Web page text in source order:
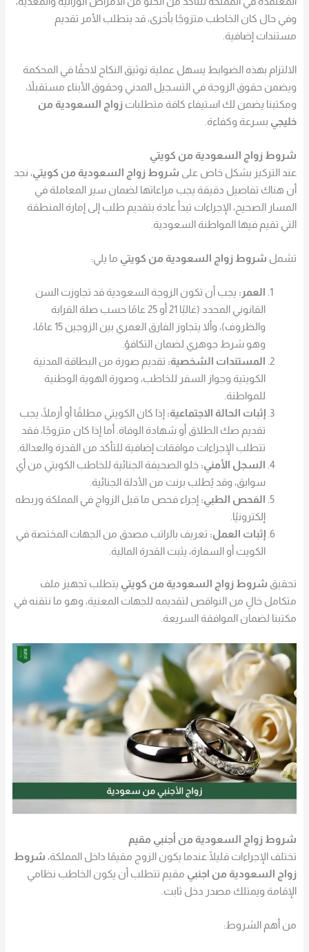
وفي حال كان الخاطب متزوجًا بأخرى، قد يتطلب الأمر تقديم
مستندات إضافية.
الالتزام بهذه الضوابط يسهل عملية توثيق النكاح لاحقًا في المحكمة
ويضمن حقوق الزوجة في التسجيل المدني وحقوق الأبناء مستقبلاً،
ومكتبنا يضمن لك استيفاء كافة متطلباتزواج السعودية من
خليجي بسرعة وكفاءة.
شروط زواج السعودية من كويتي
عند التركيز بشكل خاص على شروط زواج السعودية من كويتي، نجد
أن هناك تفاصيل دقيقة يجب مراعاتها لضمان سير المعاملة في
المسار الصحيح، الإجراءات تبدأ عادة بتقديم طلب إلى إمارة المنطقة
التي تقيم فيها المواطنة السعودية.
تشمل شروط زواج السعودية من كويتي ما يلي:
العمر: يجب أن تكون الزوجة السعودية قد تجاوزت السن
القانوني المحدد (غالبًا 21 أو 25 عامًا حسب صلة القرابة
والظروف)، وألا يتجاوز الفارق العمري بين الزوجين 15 عامًا،
وهو شرط جوهري لضمان التكافؤ.
المستندات الشخصية: تقديم صورة من البطاقة المدنية
الكويتية وجواز السفر للخاطب، وصورة الهوية الوطنية
للمواطنة.
إثبات الحالة الاجتماعية: إذا كان الكويتي مطلقًا أو أرملًا، يجب
تقديم صك الطلاق أو شهادة الوفاة. أما إذا كان متزوجًا، فقد
تتطلب الإجراءات موافقات إضافية للتأكد من القدرة والعدالة.
السجل الأمني: خلو الصحيفة الجنائية للخاطب الكويتي من أي
سوابق، وقد يُطلب برنت من الأدلة الجنائية.
الفحص الطبي: إجراء فحص ما قبل الزواج في المملكة وربطه
إلكترونيًا.
إثبات العمل: تعريف بالراتب مصدق من الجهات المختصة في
الكويت أو السفارة، يثبت القدرة المالية.
تحقيق شروط زواج السعودية من كويتي يتطلب تجهيز ملف
متكامل خالٍ من النواقص لتقديمه للجهات المعنية، وهو ما نتقنه في
مكتبنا لضمان الموافقة السريعة.
شروط زواج السعودية من أجنبي مقيم
تختلف الإجراءات قليلًا عندما يكون الزوج مقيمًا داخل المملكة، شروط
زواج السعودية من اجنبي مقيم تتطلب أن يكون الخاطب نظامي
الإقامة ويمتلك مصدر دخل ثابت.
من أهم الشروط: